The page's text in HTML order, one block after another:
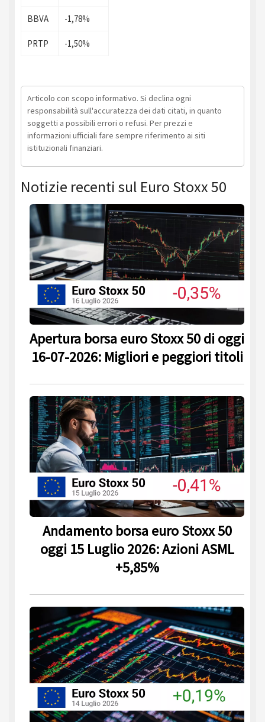
BBVA -1,78%
PRTP -1,50%
Articolo con scopo informativo. Si declina ogni
responsabilità sull'accuratezza dei dati citati, in quanto
soggetti a possibili errori o refusi. Per prezzi e
informazioni ufficiali fare sempre riferimento ai siti
istituzionali finanziari.
Notizie recenti sul Euro Stoxx 50
Apertura borsa euro Stoxx 50 di oggi
16-07-2026: Migliori e peggiori titoli
Andamento borsa euro Stoxx 50
oggi 15 Luglio 2026: Azioni ASML
+5,85%